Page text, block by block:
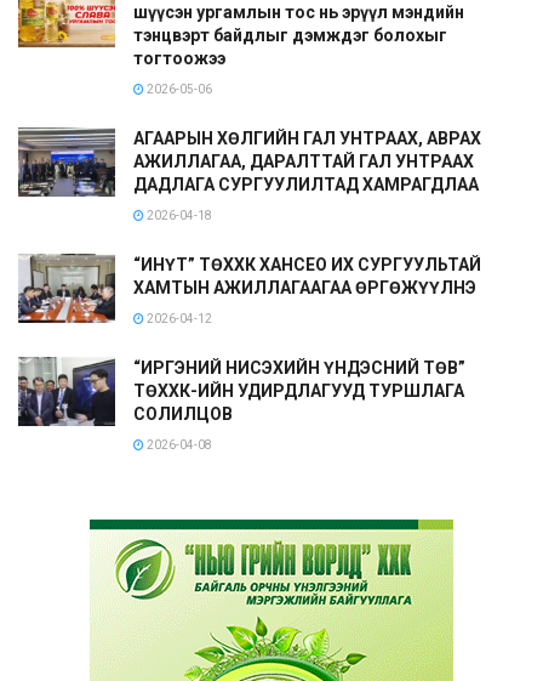
шүүсэн ургамлын тос нь эрүүл мэндийн
тэнцвэрт байдлыг дэмждэг болохыг
тогтоожээ
2026-05-06
АГААРЫН ХӨЛГИЙН ГАЛ УНТРААХ, АВРАХ
АЖИЛЛАГАА, ДАРАЛТТАЙ ГАЛ УНТРААХ
ДАДЛАГА СУРГУУЛИЛТАД ХАМРАГДЛАА
2026-04-18
“ИНҮТ” ТӨХХК ХАНСЕО ИХ СУРГУУЛЬТАЙ
ХАМТЫН АЖИЛЛАГААГАА ӨРГӨЖҮҮЛНЭ
2026-04-12
“ИРГЭНИЙ НИСЭХИЙН ҮНДЭСНИЙ ТӨВ”
ТӨХХК-ИЙН УДИРДЛАГУУД ТУРШЛАГА
СОЛИЛЦОВ
2026-04-08